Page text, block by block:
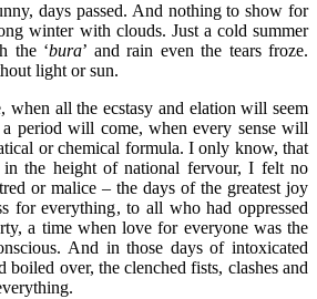
days passed. And nothing to show for
winter with clouds. Just a cold summer
the ‘bura’ and rain even the tears froze.
light or sun.
all the ecstasy and elation will seem
period will come, when every sense will
or chemical formula. I only know, that
the height of national fervour, I felt no
or malice – the days of the greatest joy
for everything, to all who had oppressed
a time when love for everyone was the
And in those days of intoxicated
boiled over, the clenched fists, clashes and